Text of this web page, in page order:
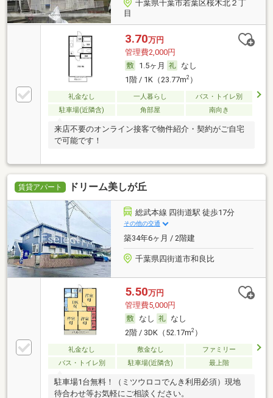
千葉県千葉市若葉区桜木北２丁
目
3.70万円
管理費2,000円
1.5ヶ月
なし
1階 / 1K（23.77m2）
礼金なし 一人暮らし
バス・トイレ別
駐車場(近隣含)
角部屋 南向き
来店不要のオンライン接客で物件紹介・契約がご自宅
で可能です！
賃貸アパート ドリーム美しが丘
総武本線 四街道駅 徒歩17分
その他の交通
築34年6ヶ月 / 2階建
千葉県四街道市和良比
5.50万円
管理費5,000円
なし
なし
2階 / 3DK（52.17m2）
礼金なし 敷金なし
ファミリー
バス・トイレ別
駐車場(近隣含) 最上階
駐車場1台無料！（ミツウロコでんき利用必須）現地
待合わせ等お気軽にご相談ください。